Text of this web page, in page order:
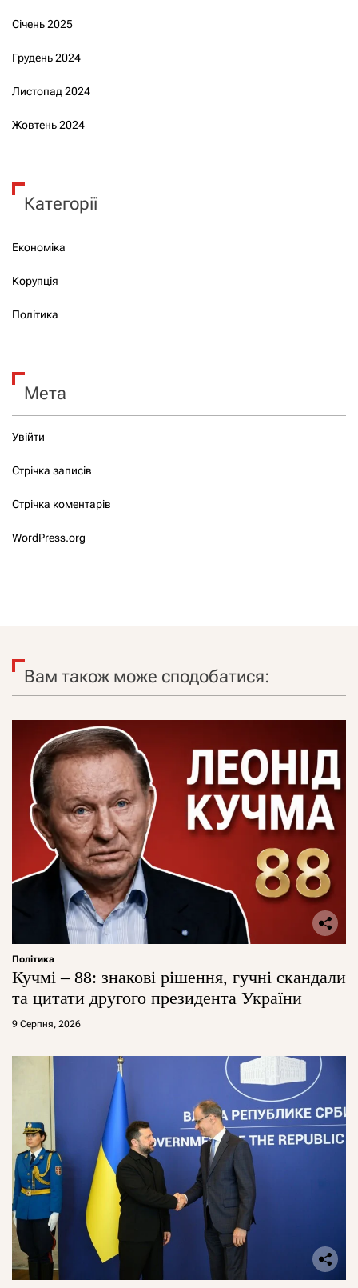
Січень 2025
Грудень 2024
Листопад 2024
Жовтень 2024
Категорії
Економіка
Корупція
Політика
Мета
Увійти
Стрічка записів
Стрічка коментарів
WordPress.org
Вам також може сподобатися:
Політика
Кучмі – 88: знакові рішення, гучні скандали
та цитати другого президента України
9 Серпня, 2026